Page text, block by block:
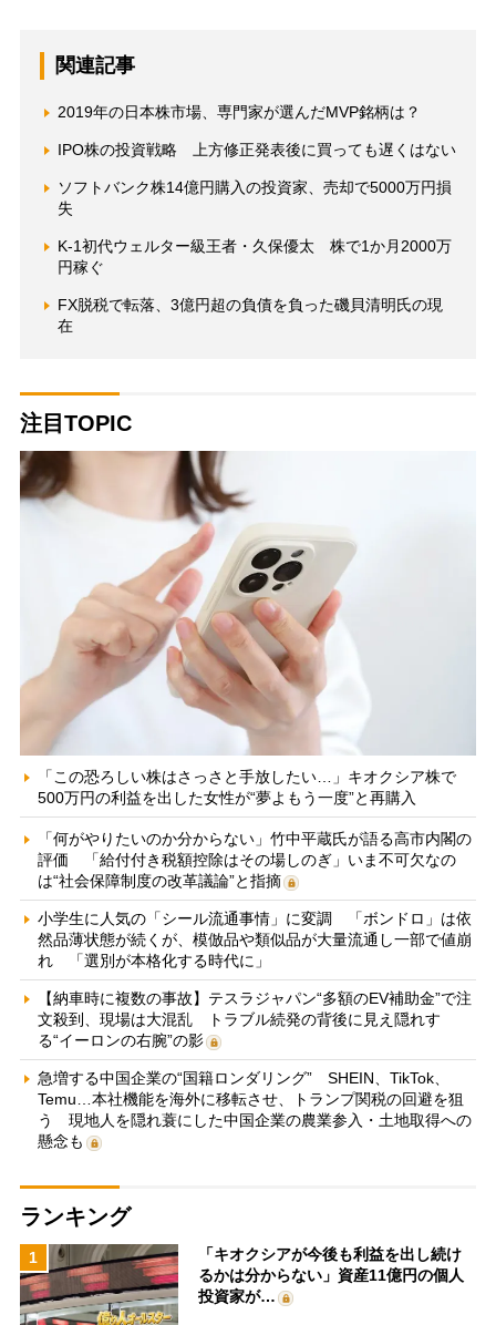
関連記事
2019年の日本株市場、専門家が選んだMVP銘柄は？
IPO株の投資戦略 上方修正発表後に買っても遅くはない
ソフトバンク株14億円購入の投資家、売却で5000万円損
失
K-1初代ウェルター級王者・久保優太 株で1か月2000万
円稼ぐ
FX脱税で転落、3億円超の負債を負った磯貝清明氏の現
在
注目TOPIC
「この恐ろしい株はさっさと手放したい…」キオクシア株で
500万円の利益を出した女性が“夢よもう一度”と再購入
「何がやりたいのか分からない」竹中平蔵氏が語る高市内閣の
評価 「給付付き税額控除はその場しのぎ」いま不可欠なの
は“社会保障制度の改革議論”と指摘
小学生に人気の「シール流通事情」に変調 「ボンドロ」は依
然品薄状態が続くが、模倣品や類似品が大量流通し一部で値崩
れ 「選別が本格化する時代に」
【納車時に複数の事故】テスラジャパン“多額のEV補助金”で注
文殺到、現場は大混乱 トラブル続発の背後に見え隠れす
る“イーロンの右腕”の影
急増する中国企業の“国籍ロンダリング” SHEIN、TikTok、
Temu…本社機能を海外に移転させ、トランプ関税の回避を狙
う 現地人を隠れ蓑にした中国企業の農業参入・土地取得への
懸念も
ランキング
1
「キオクシアが今後も利益を出し続け
るかは分からない」資産11億円の個人
投資家が…